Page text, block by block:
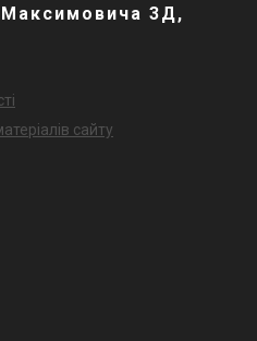
Максимовича 3Д,
сайту